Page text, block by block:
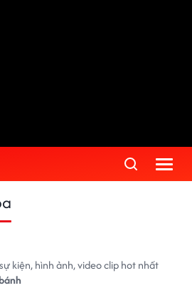
kiện, hình ảnh, video clip hot nhất